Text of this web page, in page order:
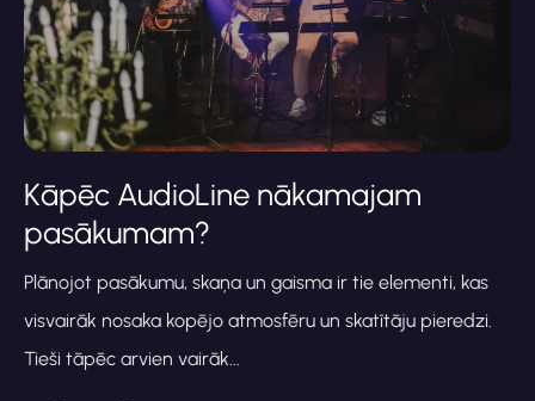
Kāpēc AudioLine nākamajam
pasākumam?
Plānojot pasākumu, skaņa un gaisma ir tie elementi, kas
visvairāk nosaka kopējo atmosfēru un skatītāju pieredzi.
Tieši tāpēc arvien vairāk...